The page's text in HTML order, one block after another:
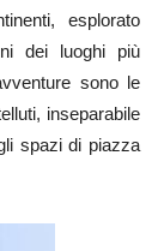
esplorato
dei luoghi più
sono le
inseparabile
spazi di piazza